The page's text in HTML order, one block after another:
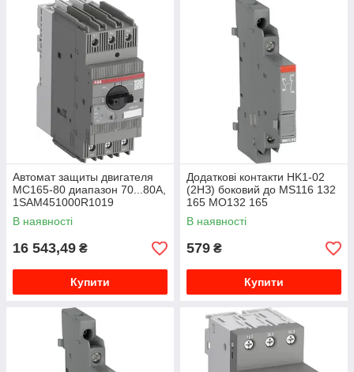
Автомат защиты двигателя
МС165-80 диапазон 70...80А,
1SAM451000R1019
В наявності
16 543,49 ₴
Купити
Додаткові контакти HK1-02
(2НЗ) боковий до MS116 132
165 MO132 165
1SAM201902R1003
В наявності
579 ₴
Купити